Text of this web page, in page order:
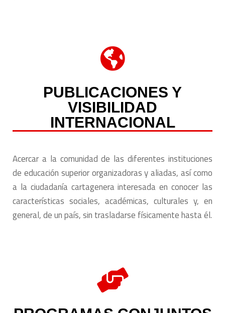
PUBLICACIONES Y
VISIBILIDAD
INTERNACIONAL
Acercar a la comunidad de las diferentes instituciones
de educación superior organizadoras y aliadas, así como
a la ciudadanía cartagenera interesada en conocer las
características sociales, académicas, culturales y, en
general, de un país, sin trasladarse físicamente hasta él.